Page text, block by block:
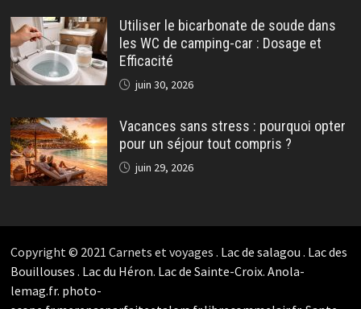
Utiliser le bicarbonate de soude dans
les WC de camping-car : Dosage et
Efficacité
juin 30, 2026
Vacances sans stress : pourquoi opter
pour un séjour tout compris ?
juin 29, 2026
Copyright © 2021 Carnets et voyages . Lac de salagou . Lac des
Bouillouses . Lac du Héron. Lac de Sainte-Croix.Anola-
lemag.fr. photo-